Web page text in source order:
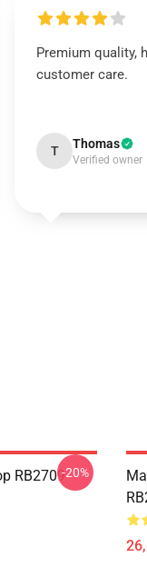
Premium quality,
customer care.
T Thomas
Verified owner
RB2709-20%